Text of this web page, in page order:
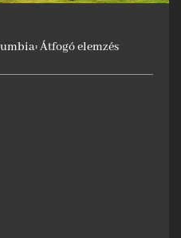
Átfogó elemzés